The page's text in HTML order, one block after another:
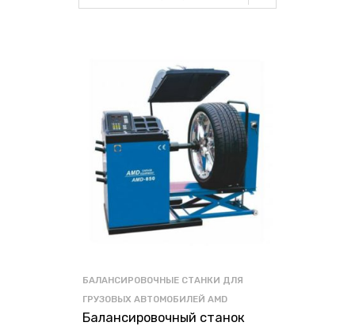
БАЛАНСИРОВОЧНЫЕ СТАНКИ ДЛЯ
ГРУЗОВЫХ АВТОМОБИЛЕЙ AMD
Балансировочный станок